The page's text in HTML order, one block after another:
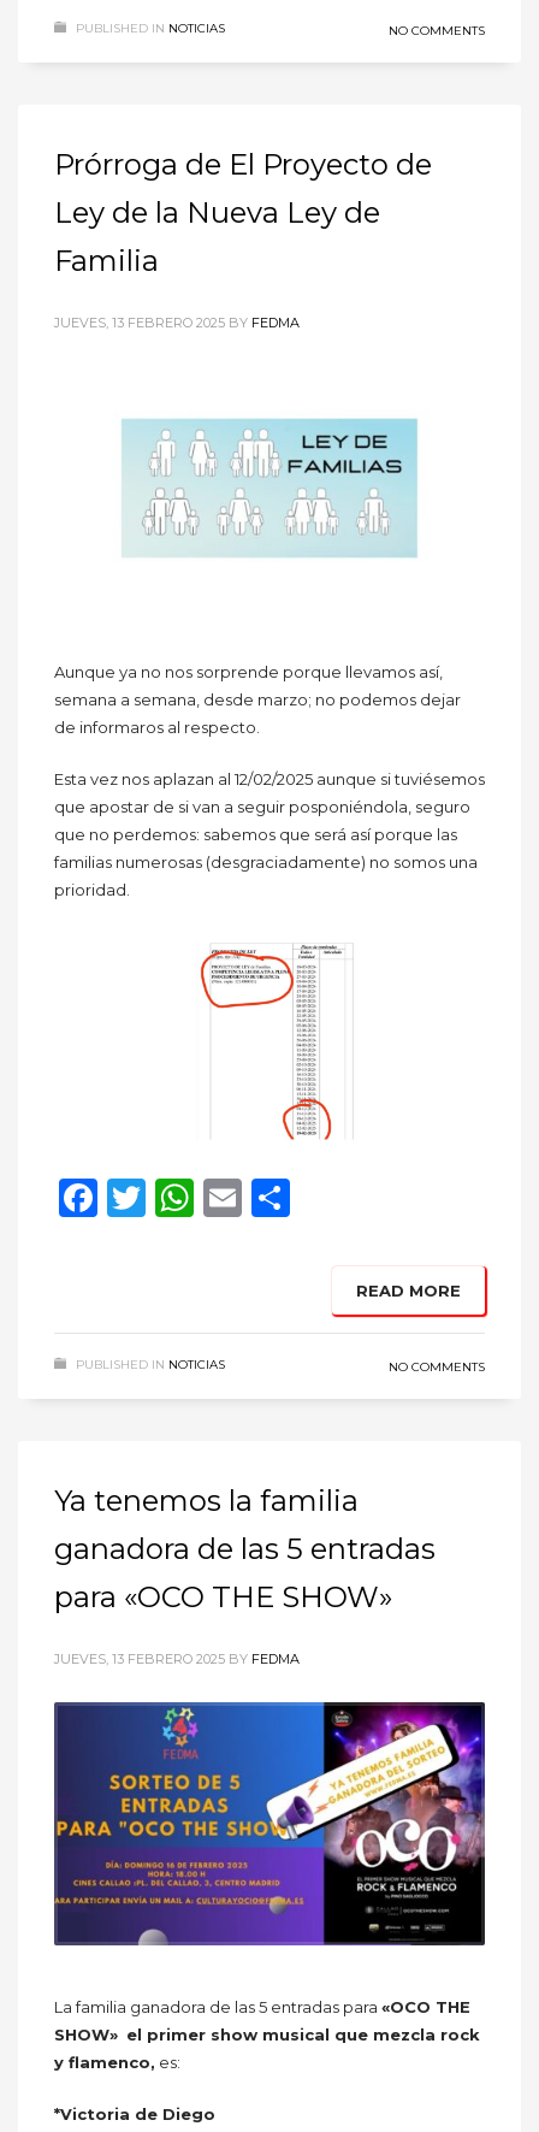
PUBLISHED IN NOTICIAS NO COMMENTS
Prórroga de El Proyecto de
Ley de la Nueva Ley de
Familia
JUEVES, 13 FEBRERO 2025 BY FEDMA
Aunque ya no nos sorprende porque llevamos así,
semana a semana, desde marzo; no podemos dejar
de informaros al respecto.
Esta vez nos aplazan al 12/02/2025 aunque si tuviésemos
que apostar de si van a seguir posponiéndola, seguro
que no perdemos: sabemos que será así porque las
familias numerosas (desgraciadamente) no somos una
prioridad.
Facebook
Twitter
WhatsApp
Email
READ MORE
PUBLISHED IN NOTICIAS NO COMMENTS
Ya tenemos la familia
ganadora de las 5 entradas
para «OCO THE SHOW»
JUEVES, 13 FEBRERO 2025 BY FEDMA
La familia ganadora de las 5 entradas para «OCO THE
SHOW» el primer show musical que mezcla rock
y flamenco, es:
*Victoria de Diego